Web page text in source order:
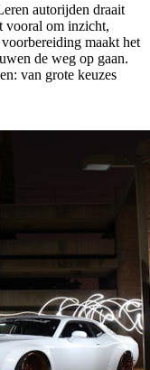
autorijden draait
vooral om inzicht,
maakt het
de weg op gaan.
van grote keuzes